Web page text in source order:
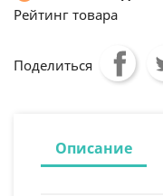
Рейтинг товара
Поделиться
Описание